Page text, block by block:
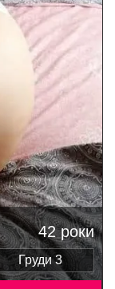
42 роки
Груди 3